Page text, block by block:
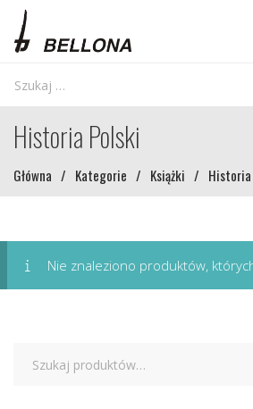
Historia Polski
Główna / Kategorie / Książki / Historia
Nie znaleziono produktów,